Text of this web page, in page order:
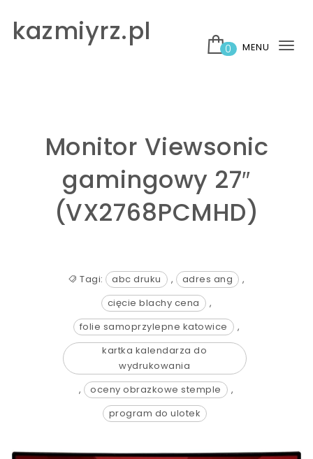
kazmiyrz.pl
0 MENU
Monitor Viewsonic
gamingowy 27″
(VX2768PCMHD)
Tagi: abc druku , adres ang
,
cięcie blachy cena
,
folie samoprzylepne katowice
,
kartka kalendarza do
wydrukowania
, oceny obrazkowe stemple
,
program do ulotek